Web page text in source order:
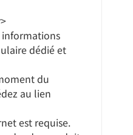
informations
dédié et
du
au lien
est requise.